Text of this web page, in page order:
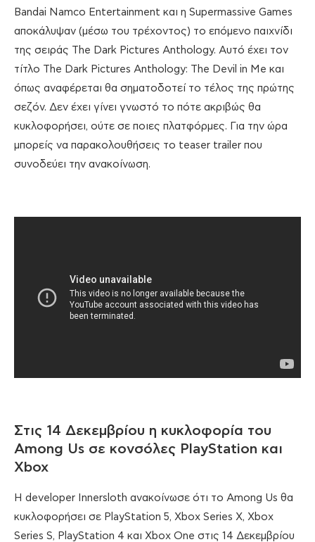
Bandai Namco Entertainment και η Supermassive Games
αποκάλυψαν (μέσω του τρέχοντος) το επόμενο παιχνίδι
της σειράς The Dark Pictures Anthology. Αυτό έχει τον
τίτλο The Dark Pictures Anthology: The Devil in Me και
όπως αναφέρεται θα σηματοδοτεί το τέλος της πρώτης
σεζόν. Δεν έχει γίνει γνωστό το πότε ακριβώς θα
κυκλοφορήσει, ούτε σε ποιες πλατφόρμες. Για την ώρα
μπορείς να παρακολουθήσεις το teaser trailer που
συνοδεύει την ανακοίνωση.
Στις 14 Δεκεμβρίου η κυκλοφορία του
Among Us σε κονσόλες PlayStation και
Xbox
H developer Innersloth ανακοίνωσε ότι το Among Us θα
κυκλοφορήσει σε PlayStation 5, Xbox Series X, Xbox
Series S, PlayStation 4 και Xbox One στις 14 Δεκεμβρίου